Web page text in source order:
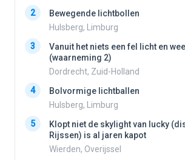
2
Bewegende lichtbollen
Hulsberg, Limburg
3
Vanuit het niets een fel licht en
(waarneming 2)
Dordrecht, Zuid-Holland
4
Bolvormige lichtballen
Hulsberg, Limburg
5
Klopt niet de skylight van lucky
Rijssen) is al jaren kapot
Wierden, Overijssel